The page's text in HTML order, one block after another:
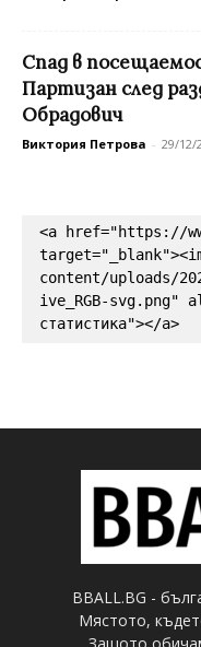
Спад в
Партизан след
Обрадович
Виктория Петрова - 29/12/
<a href="https://
content/uploads/
ive_RGB-svg.png"
статистика"></a>
BBALL.BG -
Мястото,
Защото